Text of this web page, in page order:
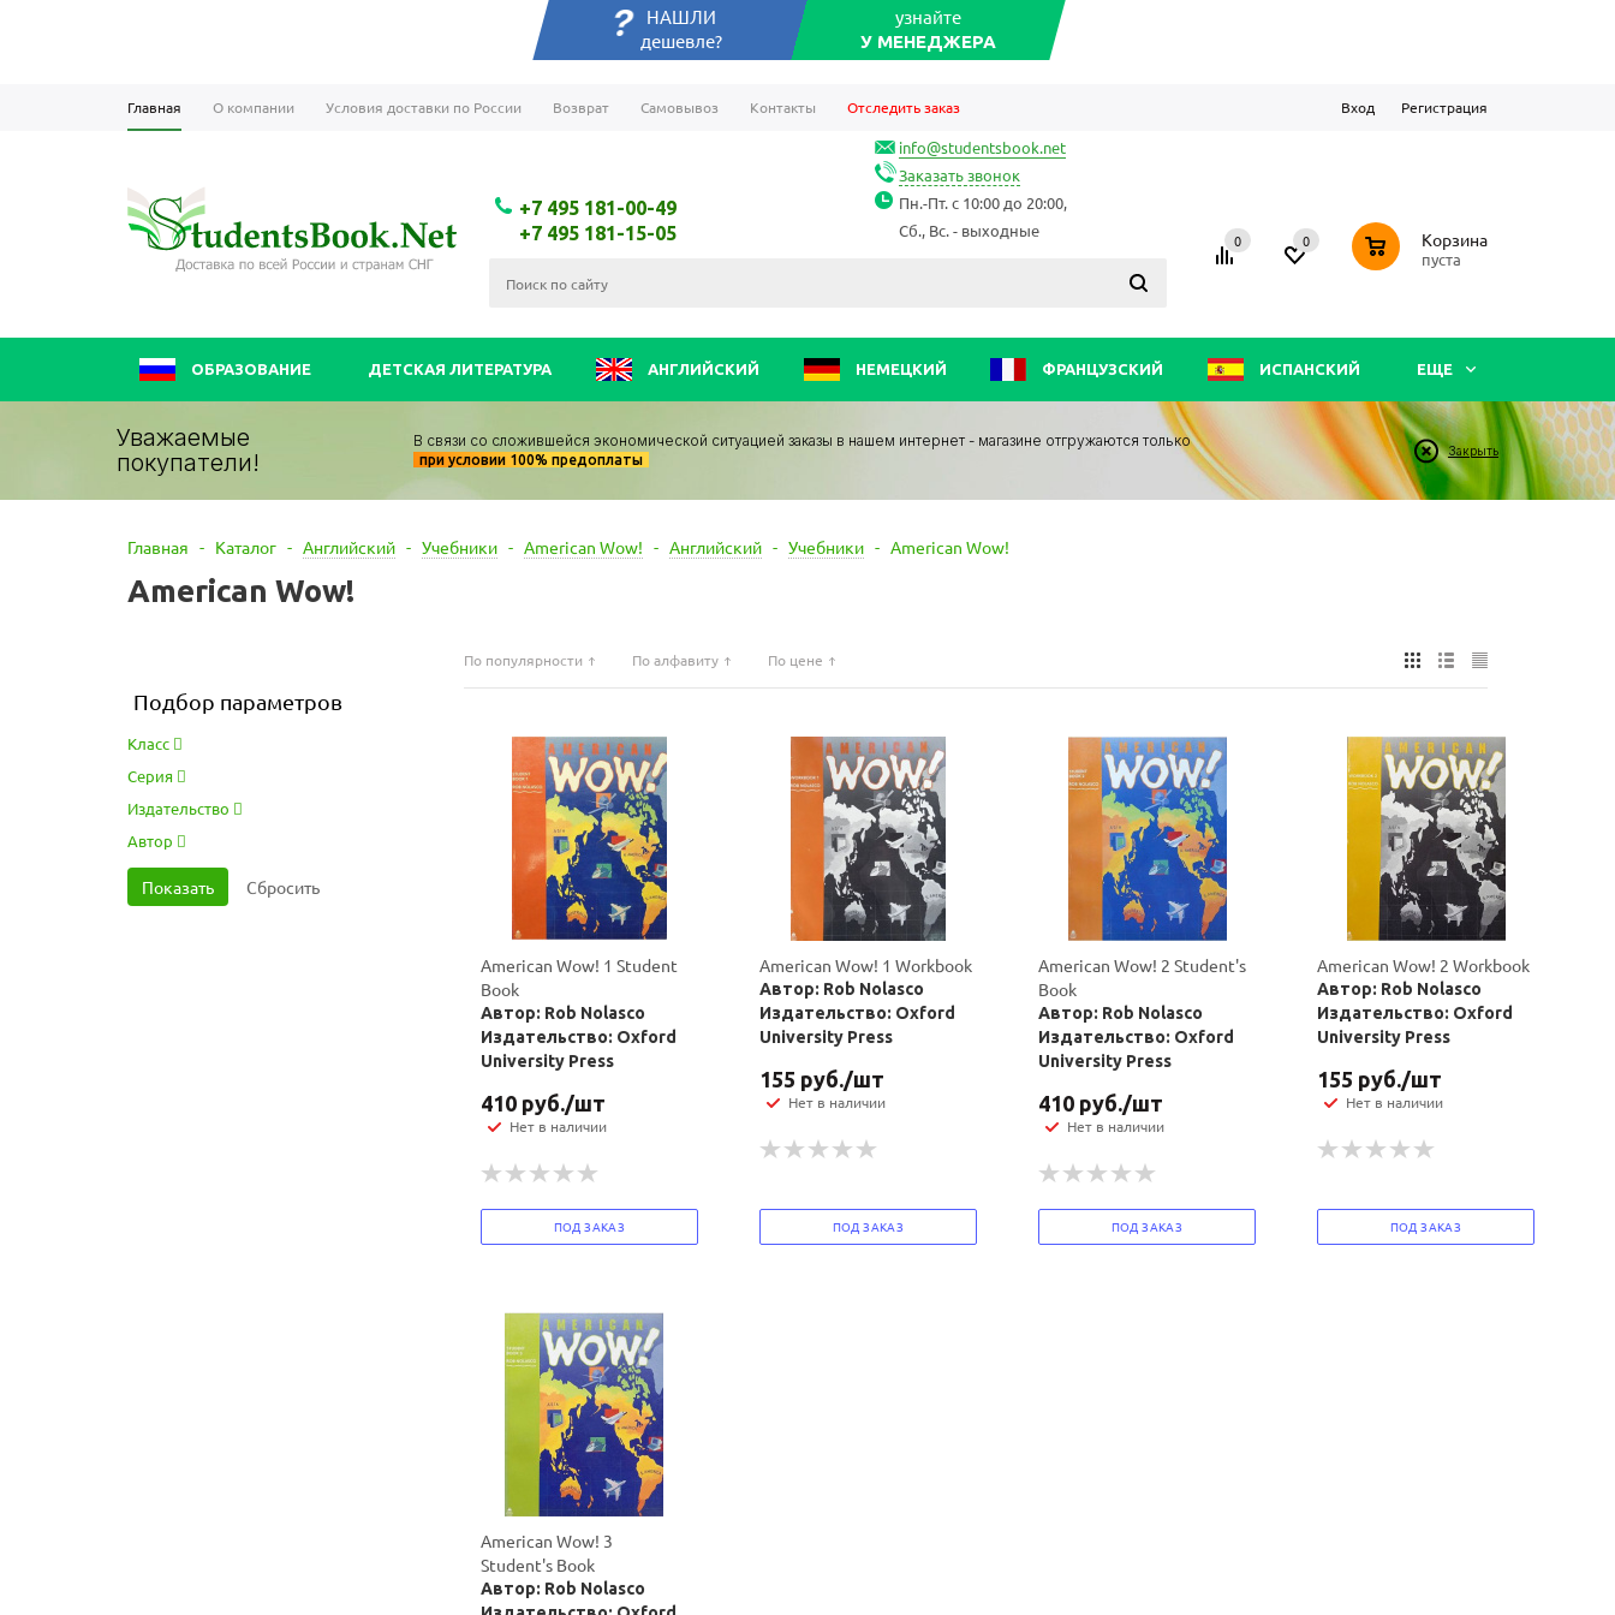
НАШЛИ
дешевле?
узнайте
У МЕНЕДЖЕРА
Главная О компании Условия доставки по России Возврат Самовывоз Контакты Отследить заказ Вход Регистрация
+7 495 181-00-49
+7 495 181-15-05
info@studentsbook.net
Заказать звонок
Пн.-Пт. с 10:00 до 20:00,
Сб., Вс. - выходные
0 0 0 Корзина
пуста
ОБРАЗОВАНИЕ ДЕТСКАЯ ЛИТЕРАТУРА АНГЛИЙСКИЙ НЕМЕЦКИЙ ФРАНЦУЗСКИЙ ИСПАНСКИЙ ЕЩЕ
Уважаемые
покупатели!
В связи со сложившейся экономической ситуацией заказы в нашем интернет - магазине отгружаются только
при условии 100% предоплаты
Закрыть
Главная - Каталог - Английский - Учебники - American Wow! - Английский - Учебники - American Wow!
American Wow!
Подбор параметров
Класс
Серия
Издательство
Автор
По популярности По алфавиту По цене
American Wow! 1 Student
Book
Автор: Rob Nolasco
Издательство: Oxford
University Press
410 руб./шт
Нет в наличии
ПОД ЗАКАЗ
American Wow! 1 Workbook
Автор: Rob Nolasco
Издательство: Oxford
University Press
155 руб./шт
Нет в наличии
ПОД ЗАКАЗ
American Wow! 2 Student's
Book
Автор: Rob Nolasco
Издательство: Oxford
University Press
410 руб./шт
Нет в наличии
ПОД ЗАКАЗ
American Wow! 2 Workbook
Автор: Rob Nolasco
Издательство: Oxford
University Press
155 руб./шт
Нет в наличии
ПОД ЗАКАЗ
American Wow! 3
Student's Book
Автор: Rob Nolasco